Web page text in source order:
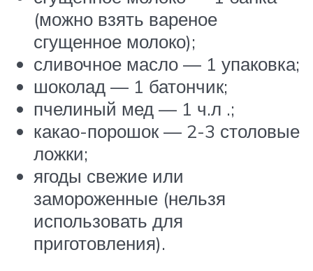
(можно взять вареное
сгущенное молоко);
сливочное масло — 1 упаковка;
шоколад — 1 батончик;
пчелиный мед — 1 ч.л .;
какао-порошок — 2-3 столовые
ложки;
ягоды свежие или
замороженные (нельзя
использовать для
приготовления).